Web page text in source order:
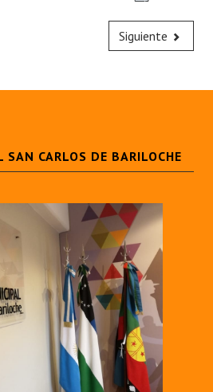
Siguiente
SAN CARLOS DE BARILOCHE